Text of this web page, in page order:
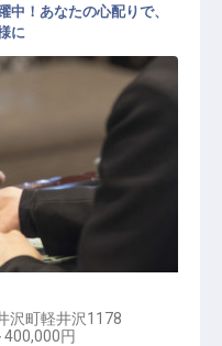
／月8～9日休み
備／各種手当あ
中！あなたの心配りで、
に
沢町軽井沢1178
400,000円